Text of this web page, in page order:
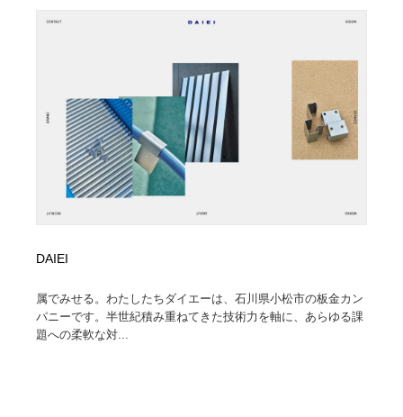
DAIEI
属でみせる。わたしたちダイエーは、石川県小松市の板金カン
パニーです。半世紀積み重ねてきた技術力を軸に、あらゆる課
題への柔軟な対...